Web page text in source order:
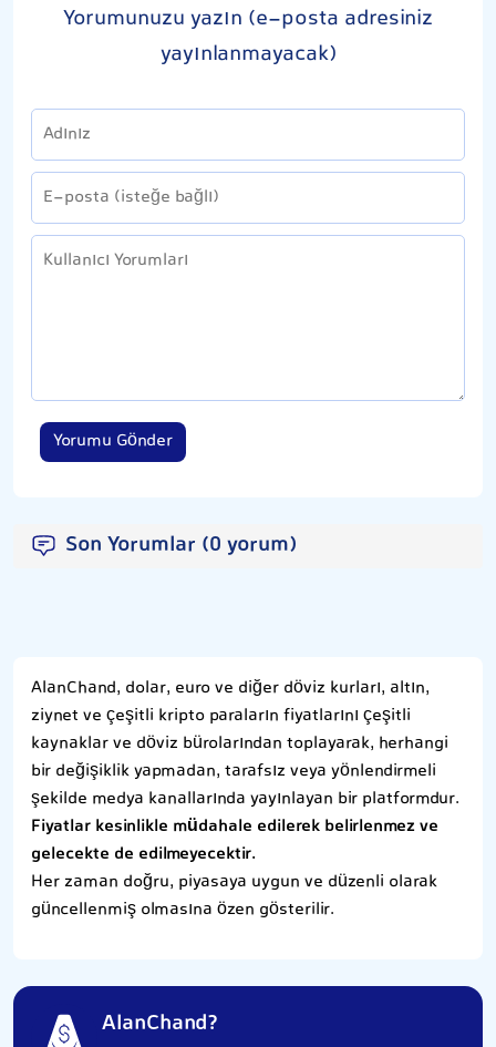
Yorumunuzu yazın (e-posta adresiniz
yayınlanmayacak)
Yorumu Gönder
Son Yorumlar (0 yorum)
AlanChand, dolar, euro ve diğer döviz kurları, altın,
ziynet ve çeşitli kripto paraların fiyatlarını çeşitli
kaynaklar ve döviz bürolarından toplayarak, herhangi
bir değişiklik yapmadan, tarafsız veya yönlendirmeli
şekilde medya kanallarında yayınlayan bir platformdur.
Fiyatlar kesinlikle müdahale edilerek belirlenmez ve
gelecekte de edilmeyecektir.
Her zaman doğru, piyasaya uygun ve düzenli olarak
güncellenmiş olmasına özen gösterilir.
AlanChand?